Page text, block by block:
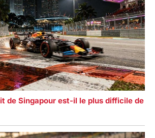
de Singapour est-il le plus difficile de